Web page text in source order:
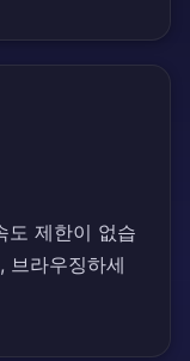
도 제한이 없습
브라우징하세